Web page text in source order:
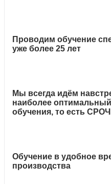
Проводим обучение
уже более 25 лет
Мы всегда идём
наиболее
обучения, то есть
Обучение в удобное
производства